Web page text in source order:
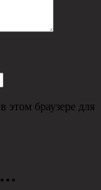
этом браузере для